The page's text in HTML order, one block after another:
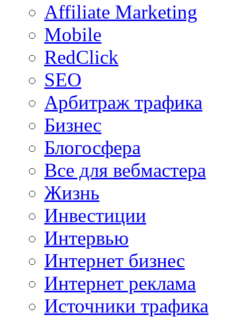
Affiliate Marketing
Mobile
RedClick
SEO
Арбитраж трафика
Бизнес
Блогосфера
Все для вебмастера
Жизнь
Инвестиции
Интервью
Интернет бизнес
Интернет реклама
Источники трафика